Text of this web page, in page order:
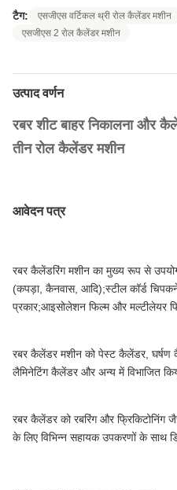
टैग: एसजीएस वर्टिकल थ्री रोल कैलेंडर मशीन
एसजीएस 2 रोल कैलेंडर मशीन
उत्पाद वर्णन
रबर शीट बाहर निकालना और
तीन रोल कैलेंडर मशीन
आवेदन पत्र
रबर कैलेंडरिंग मशीन का मुख्य रूप से
(कपड़ा, कैनवास, आदि);स्टील कॉर्ड
प्रकार;आइसोलेशन फिल्म और मल्टीलेयर
रबर कैलेंडर मशीन को पेस्ट कैलेंडर, घर्षण
लैमिनेटिंग कैलेंडर और अन्य में विभाजित
रबर कैलेंडर को रबरिंग और फ्रिकिटोनिंग
के लिए विभिन्न सहायक उपकरणों के साथ